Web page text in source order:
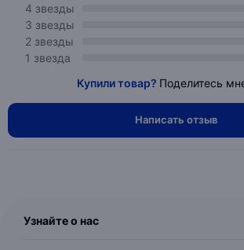
4 звезды
3 звезды
2 звезды
1 звезда
Купили товар? Поделитесь
Написать отзыв
Узнайте о нас